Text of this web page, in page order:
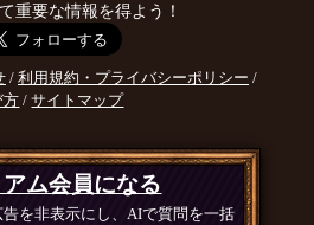
重要な情報を得よう！
/ 利用規約・プライバシーポリシー /
方 /サイトマップ
ム会員になる
を非表示にし、AIで質問を一括